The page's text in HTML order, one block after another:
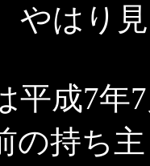
やはり
成7年7
の持ち